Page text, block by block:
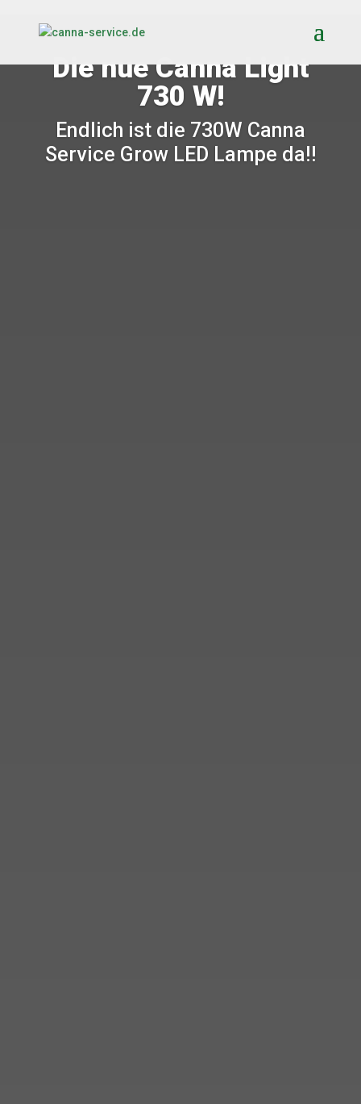
Die nue Canna Light
730 W!
Endlich ist die 730W Canna
Service Grow LED Lampe da!!